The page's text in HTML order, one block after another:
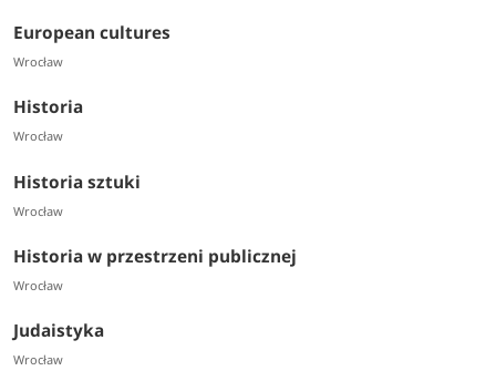
European cultures
Wrocław
Historia
Wrocław
Historia sztuki
Wrocław
Historia w przestrzeni publicznej
Wrocław
Judaistyka
Wrocław